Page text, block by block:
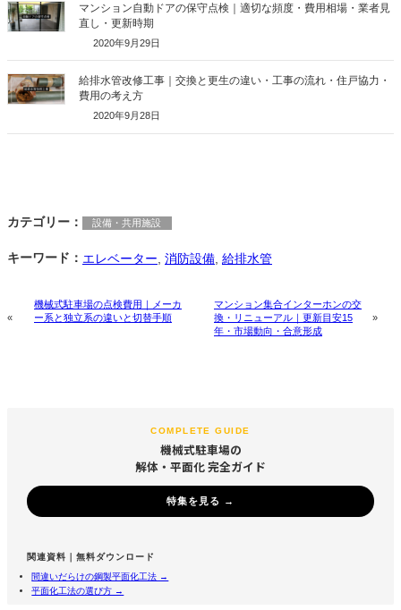
マンション自動ドアの保守点検｜適切な頻度・費用相場・業者見
直し・更新時期
2020年9月29日
給排水管改修工事｜交換と更生の違い・工事の流れ・住戸協力・
費用の考え方
2020年9月28日
カテゴリー： 設備・共用施設
キーワード： エレベーター 消防設備 給排水管
«
機械式駐車場の点検費用｜メーカ
ー系と独立系の違いと切替手順
マンション集合インターホンの交
換・リニューアル｜更新目安15
年・市場動向・合意形成
»
COMPLETE GUIDE
機械式駐車場の
解体・平面化 完全ガイド
特集を見る →
関連資料｜無料ダウンロード
間違いだらけの鋼製平面化工法 →
平面化工法の選び方 →